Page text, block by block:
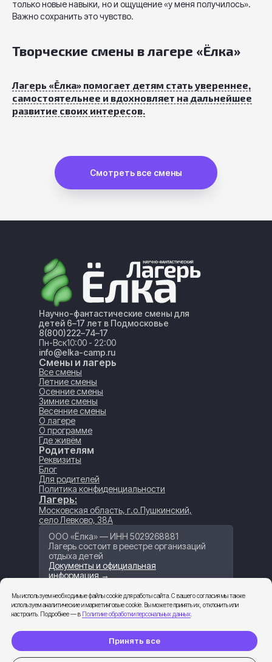
Мы используем необходимые файлы cookie для работы сайта. С вашего согласия мы также
используем аналитические и маркетинговые cookie. Вы можете принять их, отклонить или
настроить. Подробнее — в Политике обработки персональных данных
Принять все
только новые навыки, но и ощущение «у меня получилось».
Важно сохранить это чувство.
Творческие смены в лагере «Ёлка»
Лагерь «Ёлка» помогает детям стать увереннее,
самостоятельнее и вдохновляет на дальнейшее
развитие своих интересов.
Смотреть все смены
Научно-фантастические смены для
детей 6–17 лет в Подмосковье
8(800)222–74–17
Пн-Вск10:00 - 22:00
info@elka-camp.ru
Смены и лагерь
Все смены
Летние смены
Осенние смены
Зимние смены
Весенние смены
О лагере
О программе
Где живём
Родителям
Реквизиты
Блог
Для родителей
Политика конфиденциальности
Лагерь:
Московская область, г.о.Пушкинский,
село Левково, 38А
ООО «Ёлка» — ИНН 5029268881
Лагерь состоит в реестре организаций
отдыха детей
Документы и официальная
информация →
Забронировать
Партнеры